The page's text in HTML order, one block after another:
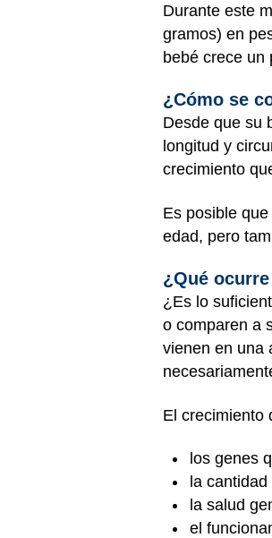
Durante este
gramos) en
bebé crece un
¿Cómo se
Desde que su
longitud y
crecimiento
Es posible
edad, pero
¿Qué
¿Es lo
o comparen a
vienen en una
El crecimiento
los genes
la
la salud
el